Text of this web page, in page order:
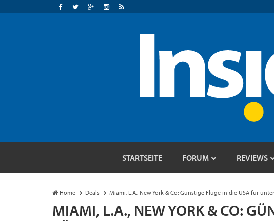
STARTSEITE FORUM REVIEWS
Home Deals Miami, L.A., New York & Co: Günstige Flüge in die USA für
MIAMI, L.A., NEW YORK & CO: